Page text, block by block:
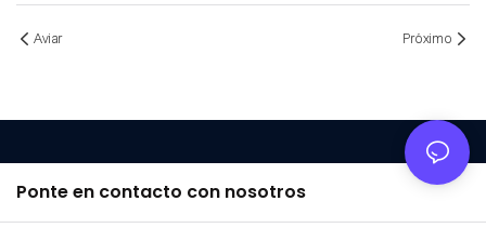
Aviar Próximo
Ponte en contacto con nosotros